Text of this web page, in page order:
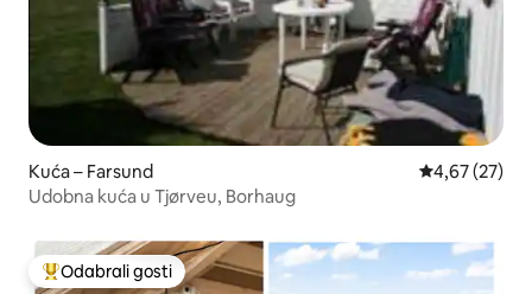
Kuća – Farsund Prosječna
4,67 (27)
Udobna kuća u Tjørveu, Borhaug
Među najviše rangiranima s oznakom „Odabrali gosti”
Odabrali gosti